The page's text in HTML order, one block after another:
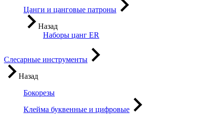
Цанги и цанговые патроны
Назад
Наборы цанг ER
Слесарные инструменты
Назад
Бокорезы
Клейма буквенные и цифровые